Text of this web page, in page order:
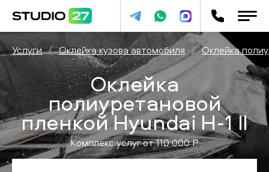
Услуги / Оклейка кузова автомобиля / Оклейка
Оклейка
полиуретановой
пленкой Hyundai H-1 II
Комплекс услуг от110 000P